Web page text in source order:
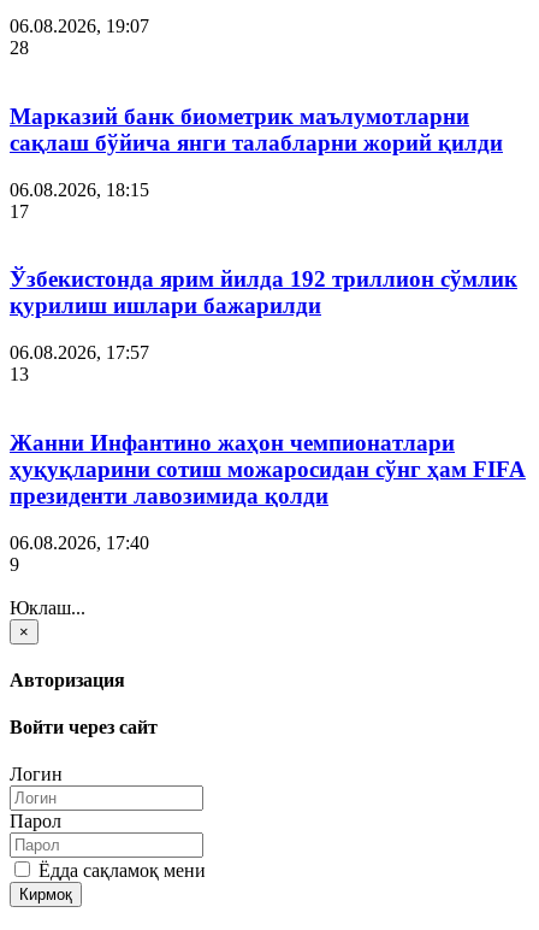
06.08.2026, 19:07
28
Марказий банк биометрик маълумотларни
сақлаш бўйича янги талабларни жорий қилди
06.08.2026, 18:15
17
Ўзбекистонда ярим йилда 192 триллион сўмлик
қурилиш ишлари бажарилди
06.08.2026, 17:57
13
Жанни Инфантино жаҳон чемпионатлари
ҳуқуқларини сотиш можаросидан сўнг ҳам FIFA
президенти лавозимида қолди
06.08.2026, 17:40
9
Юклаш...
×
Авторизация
Войти через сайт
Логин
Парол
Ёдда сақламоқ мени